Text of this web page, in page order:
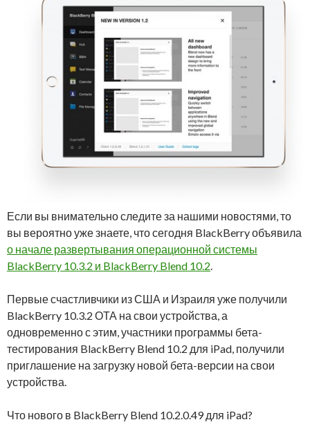
Если вы внимательно следите за нашими новостями, то
вы вероятно уже знаете, что сегодня BlackBerry объявила
о начале развертывания операционной системы
BlackBerry 10.3.2 и BlackBerry Blend 10.2
Первые счастливчики из США и Израиля уже получили
BlackBerry 10.3.2 ОТА на свои устройства, а
одновременно с этим, участники программы бета-
тестирования BlackBerry Blend 10.2 для iPad, получили
приглашение на загрузку новой бета-версии на свои
устройства.
Что нового в BlackBerry Blend 10.2.0.49 для iPad?